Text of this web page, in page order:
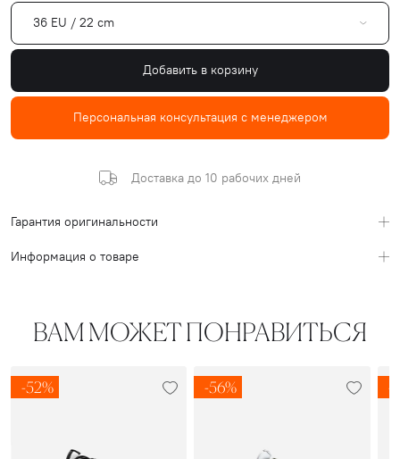
36 EU / 22 cm
Добавить в корзину
Персональная консультация с менеджером
Доставка до 10 рабочих дней
Гарантия оригинальности
Информация о товаре
ВАМ МОЖЕТ ПОНРАВИТЬСЯ
-52% -56% -